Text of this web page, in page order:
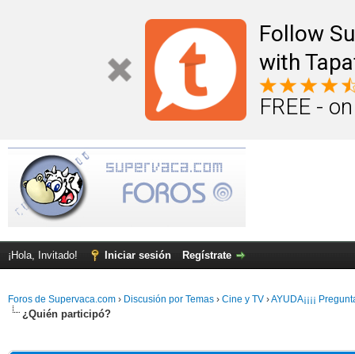
Follow
with
FREE -
¡Hola, Invitado! Iniciar sesión Regístrate
Foros de Supervaca.com › Discusión por Temas › Cine y TV ›AYUDA¡¡¡¡
¿Quién participó?